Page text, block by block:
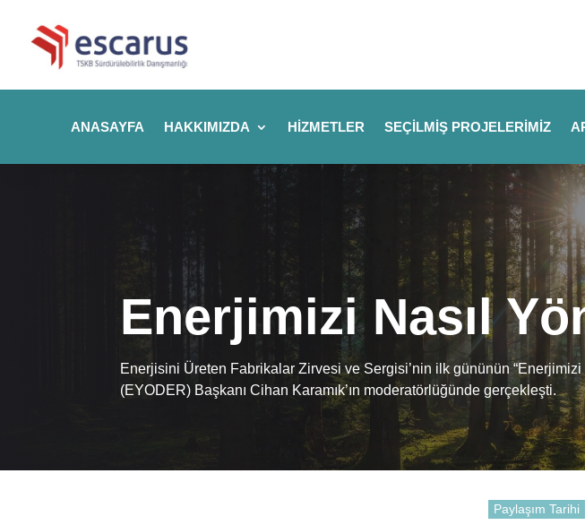
ANASAYFA HAKKIMIZDA HIZMETLER SEÇILMIŞ PROJELERIMIZ
Enerjimizi Nasıl
Enerjisini Üreten Fabrikalar Zirvesi ve Sergisi’nin ilk gününün
(EYODER) Başkanı Cihan Karamık’ın moderatörlüğünde gerçekleşti.
Paylaşım Tarihi